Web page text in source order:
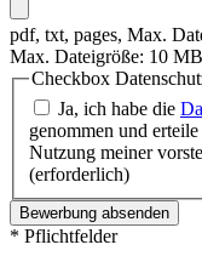
pdf, txt, pages, Max.
Max. Dateigröße: 10
Checkbox
Ja, ich habe die
genommen und
Nutzung meiner
(erforderlich)
* Pflichtfelder